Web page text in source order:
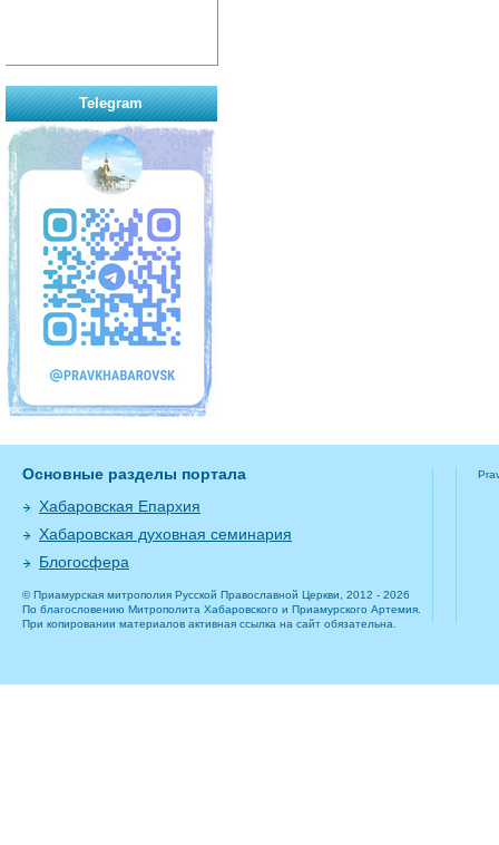
Telegram
Основные разделы портала
Хабаровская Епархия
Хабаровская духовная семинария
Блогосфера
© Приамурская митрополия Русской Православной Церкви, 2012 - 2026
По благословению Митрополита Хабаровского и Приамурского Артемия.
При копировании материалов активная ссылка на сайт обязательна.